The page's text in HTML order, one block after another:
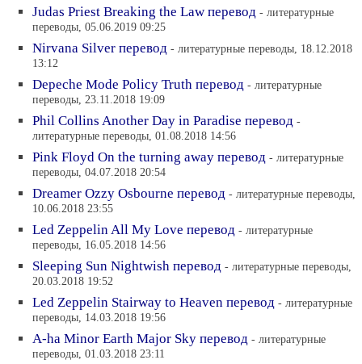
Judas Priest Breaking the Law перевод - литературные
переводы, 05.06.2019 09:25
Nirvana Silver перевод - литературные переводы, 18.12.2018
13:12
Depeche Mode Policy Truth перевод - литературные
переводы, 23.11.2018 19:09
Phil Collins Another Day in Paradise перевод -
литературные переводы, 01.08.2018 14:56
Pink Floyd On the turning away перевод - литературные
переводы, 04.07.2018 20:54
Dreamer Ozzy Osbourne перевод - литературные переводы,
10.06.2018 23:55
Led Zeppelin All My Love перевод - литературные
переводы, 16.05.2018 14:56
Sleeping Sun Nightwish перевод - литературные переводы,
20.03.2018 19:52
Led Zeppelin Stairway to Heaven перевод - литературные
переводы, 14.03.2018 19:56
A-ha Minor Earth Major Sky перевод - литературные
переводы, 01.03.2018 23:11